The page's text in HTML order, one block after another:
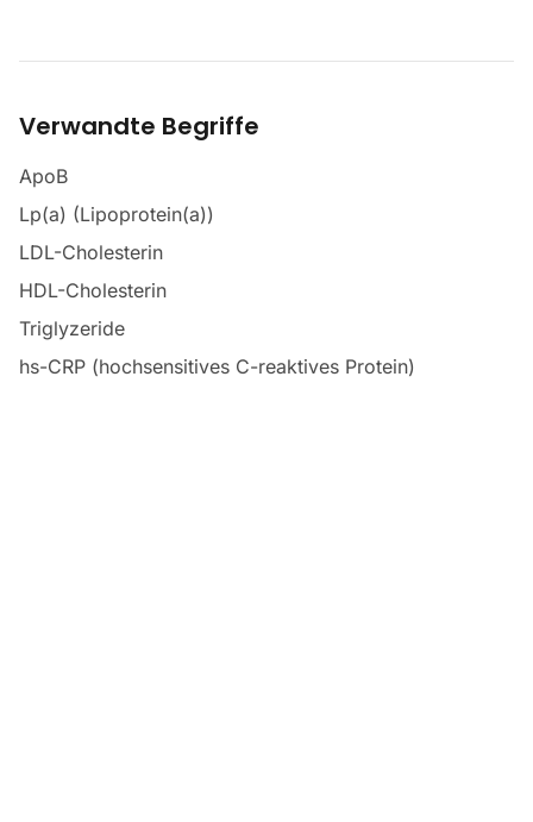
Verwandte Begriffe
ApoB
Lp(a) (Lipoprotein(a))
LDL-Cholesterin
HDL-Cholesterin
Triglyzeride
hs-CRP (hochsensitives C-reaktives Protein)